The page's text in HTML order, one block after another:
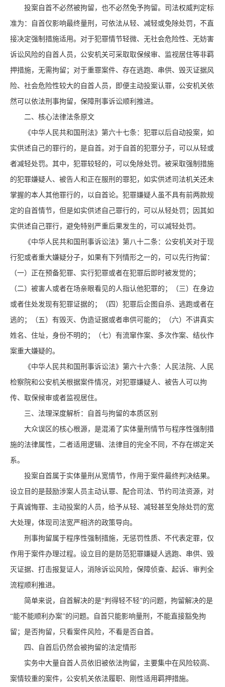
投案自首不必然被拘留，也不必然免予拘留。司法权威判定标
准为：自首仅影响最终量刑，可依法从轻、减轻或免除处罚，不直
接决定强制措施适用。对于犯罪情节轻微、无社会危险性、无妨害
诉讼风险的自首人员，公安机关可采取取保候审、监视居住等非羁
押措施，无需拘留；对于重罪案件、存在逃跑、串供、毁灭证据风
险、社会危险性较大的自首人员，即便主动投案认罪，公安机关依
然可以依法刑事拘留，保障刑事诉讼顺利推进。
二、核心法律法条原文
《中华人民共和国刑法》第六十七条：犯罪以后自动投案，如
实供述自己的罪行的，是自首。对于自首的犯罪分子，可以从轻或
者减轻处罚。其中，犯罪较轻的，可以免除处罚。被采取强制措施
的犯罪嫌疑人、被告人和正在服刑的罪犯，如实供述司法机关还未
掌握的本人其他罪行的，以自首论。犯罪嫌疑人虽不具有前两款规
定的自首情节，但是如实供述自己罪行的，可以从轻处罚；因其如
实供述自己罪行，避免特别严重后果发生的，可以减轻处罚。
《中华人民共和国刑事诉讼法》第八十二条：公安机关对于现
行犯或者重大嫌疑分子，如果有下列情形之一的，可以先行拘留：
（一）正在预备犯罪、实行犯罪或者在犯罪后即时被发觉的；
（二）被害人或者在场亲眼看见的人指认他犯罪的；（三）在身边
或者住处发现有犯罪证据的；（四）犯罪后企图自杀、逃跑或者在
逃的；（五）有毁灭、伪造证据或者串供可能的；（六）不讲真实
姓名、住址，身份不明的；（七）有流窜作案、多次作案、结伙作
案重大嫌疑的。
《中华人民共和国刑事诉讼法》第六十六条：人民法院、人民
检察院和公安机关根据案件情况，对犯罪嫌疑人、被告人可以拘
传、取保候审或者监视居住。
三、法理深度解析：自首与拘留的本质区别
大众误区的核心根源，是混淆了实体量刑情节与程序性强制措
施的法律属性，二者适用逻辑、法律目的完全不同，不存在绑定关
系。
投案自首属于实体量刑从宽情节，作用于案件最终判决结果。
设立目的是鼓励涉案人员主动认罪、配合司法、节约司法资源，对
于真诚悔罪、主动投案的人员，给予从轻、减轻甚至免除处罚的宽
大处理，体现司法宽严相济的政策导向。
刑事拘留属于程序性强制措施，无惩罚性质、不代表定罪，仅
作用于案件办理过程。设立目的是防范犯罪嫌疑人逃跑、串供、毁
灭证据、打击报复证人，消除诉讼风险，保障侦查、起诉、审判全
流程顺利推进。
简单来说，自首解决的是“判得轻不轻”的问题，拘留解决的是
“能不能顺利办案”的问题。自首只能影响量刑，不能直接豁免拘
留；是否拘留，只看案件风险，不看是否自首。
四、自首后仍然会被拘留的法定情形
实务中大量自首人员依旧被依法拘留，主要集中在风险较高、
案情较重的案件，公安机关依法履职、刚性适用羁押措施。